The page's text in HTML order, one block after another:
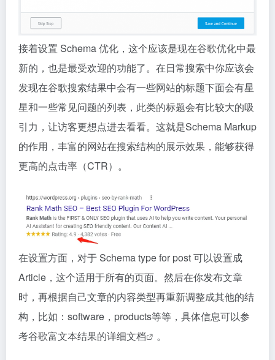
接着设置 Schema 优化，这个应该是现在谷歌优化中最
新的，也是最受欢迎的功能了。在日常搜索中你应该会
发现在谷歌搜索结果中会有一些网站的标题下面会有星
星和一些常见问题的列表，此类的标题会有比较大的吸
引力，让访客更想点进去看看。这就是Schema Markup
的作用，丰富的网站在搜索结构的展示效果，能够获得
更高的点击率（CTR）。
在设置方面，对于 Schema type for post 可以设置成
Article，这个适用于所有的页面。然后在你发布文章
时，再根据自己文章的内容类型再重新调整成其他的结
构，比如：software，products等等，具体信息可以参
考谷歌富文本结果的详细文档 。